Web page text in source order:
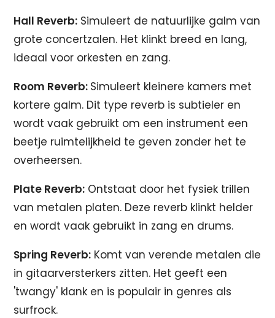
Hall Reverb: Simuleert de natuurlijke galm van
grote concertzalen. Het klinkt breed en lang,
ideaal voor orkesten en zang.
Room Reverb: Simuleert kleinere kamers met
kortere galm. Dit type reverb is subtieler en
wordt vaak gebruikt om een instrument een
beetje ruimtelijkheid te geven zonder het te
overheersen.
Plate Reverb: Ontstaat door het fysiek trillen
van metalen platen. Deze reverb klinkt helder
en wordt vaak gebruikt in zang en drums.
Spring Reverb: Komt van verende metalen die
in gitaarversterkers zitten. Het geeft een
'twangy' klank en is populair in genres als
surfrock.